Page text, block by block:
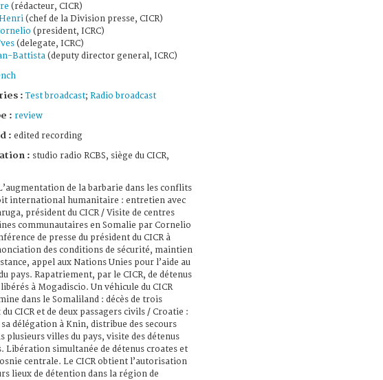
(rédacteur, CICR)
(chef de la Division presse, CICR)
(president, ICRC)
(delegate, ICRC)
Battista (deputy director general, ICRC)
:Test broadcast; Radio broadcast
: review
: edited recording
: studio radio RCBS, siège du CICR,
de la barbarie dans les conflits
international humanitaire : entretien avec
président du CICR / Visite de centres
communautaires en Somalie par Cornelio
de presse du président du CICR à
des conditions de sécurité, maintien
appel aux Nations Unies pour l’aide au
pays. Rapatriement, par le CICR, de détenus
à Mogadiscio. Un véhicule du CICR
dans le Somaliland : décès de trois
CICR et de deux passagers civils / Croatie :
délégation à Knin, distribue des secours
plusieurs villes du pays, visite des détenus
Libération simultanée de détenus croates et
centrale. Le CICR obtient l’autorisation
lieux de détention dans la région de